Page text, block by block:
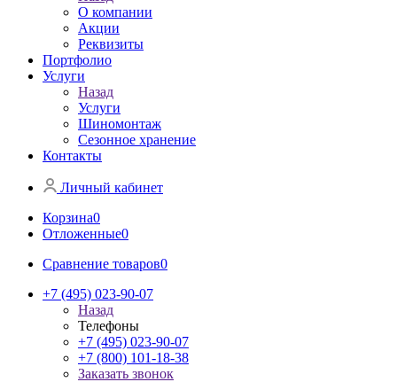
О компании
Акции
Реквизиты
Портфолио
Услуги
Назад
Услуги
Шиномонтаж
Сезонное хранение
Контакты
Личный кабинет
Корзина0
Отложенные0
Сравнение товаров0
+7 (495) 023-90-07
Назад
Телефоны
+7 (495) 023-90-07
+7 (800) 101-18-38
Заказать звонок